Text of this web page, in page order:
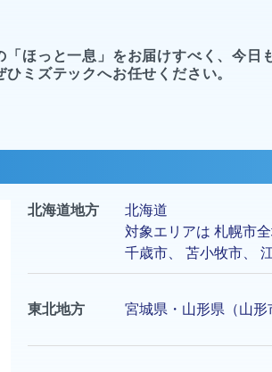
「ほっと一息」をお届けすべく、今日
ミズテックへお任せください。
北海道地方
北海道
対象エリアは 札幌市
千歳市
苫小牧市
東北地方 宮城県・山形県（山形